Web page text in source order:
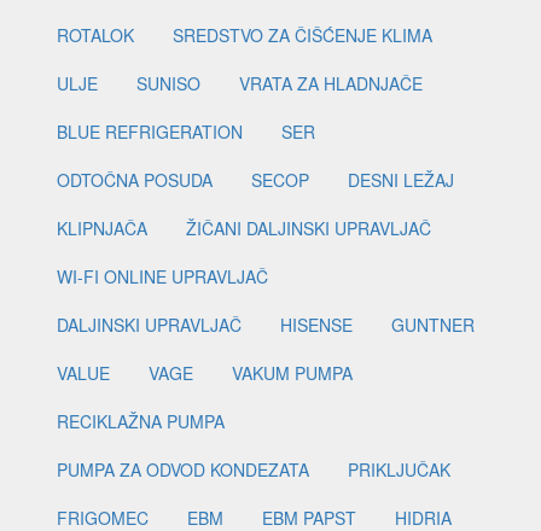
ROTALOK
SREDSTVO ZA ČIŠĆENJE KLIMA
ULJE
SUNISO
VRATA ZA HLADNJAČE
BLUE REFRIGERATION
SER
ODTOČNA POSUDA
SECOP
DESNI LEŽAJ
KLIPNJAČA
ŽIČANI DALJINSKI UPRAVLJAČ
WI-FI ONLINE UPRAVLJAČ
DALJINSKI UPRAVLJAČ
HISENSE
GUNTNER
VALUE
VAGE
VAKUM PUMPA
RECIKLAŽNA PUMPA
PUMPA ZA ODVOD KONDEZATA
PRIKLJUČAK
FRIGOMEC
EBM EBM PAPST
HIDRIA